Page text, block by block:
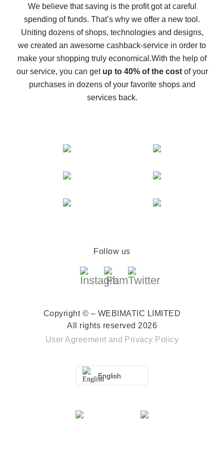
back
10% cash back on AliExpress - the impossible is
possible
The best cash back on AliExpress - how to find it
The best cash back service for AliExpress - let's
compare offers
We believe that saving is the profit got at careful
spending of funds. That’s why we offer a new tool.
Uniting dozens of shops, technologies and designs,
we created an awesome cashback-service in order to
make your shopping truly economical.With the help of
our service, you can get up to 40% of the costof your
purchases in dozens of your favorite shops and
services back.
Follow us
Copyright © – WEBIMATIC LIMITED
All rights reserved 2026
User Agreement and Privacy Policy
English